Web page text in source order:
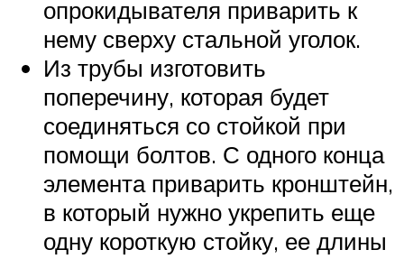
опрокидывателя приварить к
нему сверху стальной уголок.
Из трубы изготовить
поперечину, которая будет
соединяться со стойкой при
помощи болтов. С одного конца
элемента приварить кронштейн,
в который нужно укрепить еще
одну короткую стойку, ее длины